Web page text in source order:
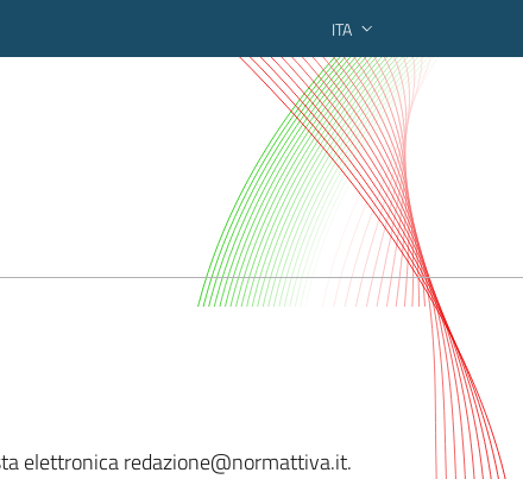
ITA
regionale
elettronica redazione@normattiva.it.